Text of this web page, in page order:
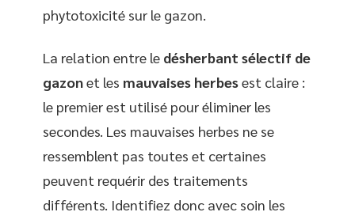
phytotoxicité sur le gazon.
La relation entre le désherbant sélectif de
gazonet les mauvaises herbesest claire :
le premier est utilisé pour éliminer les
secondes. Les mauvaises herbes ne se
ressemblent pas toutes et certaines
peuvent requérir des traitements
différents. Identifiez donc avec soin les